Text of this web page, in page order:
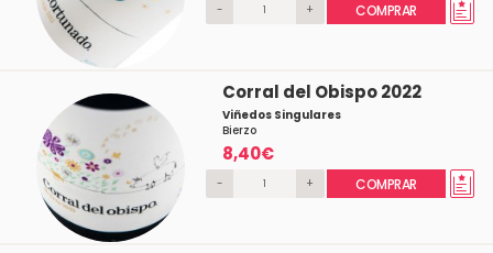
- + COMPRAR
Corral del Obispo 2022
Viñedos Singulares
Bierzo
8,40€
- + COMPRAR